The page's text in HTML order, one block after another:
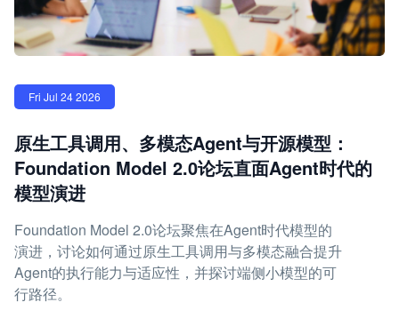
Fri Jul 24 2026
原生工具调用、多模态Agent与开源模型：
Foundation Model 2.0论坛直面Agent时代的
模型演进
Foundation Model 2.0论坛聚焦在Agent时代模型的
演进，讨论如何通过原生工具调用与多模态融合提升
Agent的执行能力与适应性，并探讨端侧小模型的可
行路径。